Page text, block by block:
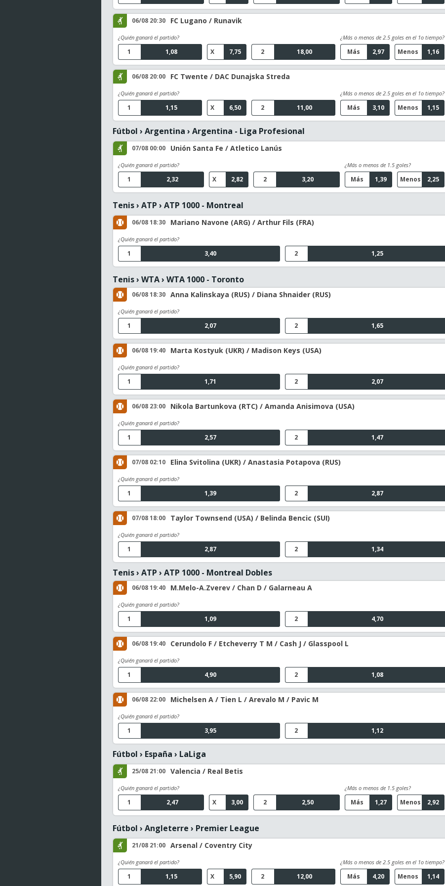
06/08 20:30 FC Lugano / Runavik
¿Quién ganará el partido?
1,08
1 7,75
X 18,00
2
¿Más o menos de 2.5 goles en el 1o tiempo?
2,97
Más 1,16
Menos
06/08 20:00 FC Twente / DAC Dunajska Streda
¿Quién ganará el partido?
1,15
1 6,50
X 11,00
2
¿Más o menos de 2.5 goles en el 1o tiempo?
3,10
Más 1,15
Menos
Fútbol › Argentina › Argentina - Liga Profesional
07/08 00:00 Unión Santa Fe / Atletico Lanús
¿Quién ganará el partido?
2,32
1 2,82
X 3,20
2
¿Más o menos de 1.5 goles?
1,39
Más 2,25
Menos
Tenis› ATP › ATP 1000 - Montreal
06/08 18:30 Mariano Navone (ARG) / Arthur Fils (FRA)
¿Quién ganará el partido?
3,40
1 1,25
2
Tenis› WTA› WTA 1000 - Toronto
06/08 18:30 Anna Kalinskaya (RUS) / Diana Shnaider (RUS)
¿Quién ganará el partido?
2,07
1 1,65
2
06/08 19:40 Marta Kostyuk (UKR) / Madison Keys (USA)
¿Quién ganará el partido?
1,71
1 2,07
2
06/08 23:00 Nikola Bartunkova (RTC) / Amanda Anisimova (USA)
¿Quién ganará el partido?
2,57
1 1,47
2
07/08 02:10 Elina Svitolina (UKR) / Anastasia Potapova (RUS)
¿Quién ganará el partido?
1,39
1 2,87
2
07/08 18:00 Taylor Townsend (USA) / Belinda Bencic (SUI)
¿Quién ganará el partido?
2,87
1 1,34
2
Tenis› ATP › ATP 1000 - Montreal Dobles
06/08 19:40 M.Melo-A.Zverev / Chan D / Galarneau A
¿Quién ganará el partido?
1,09
1 4,70
2
06/08 19:40 Cerundolo F / Etcheverry T M / Cash J / Glasspool L
¿Quién ganará el partido?
4,90
1 1,08
2
06/08 22:00 Michelsen A / Tien L / Arevalo M / Pavic M
¿Quién ganará el partido?
3,95
1 1,12
2
Fútbol › España › LaLiga
25/08 21:00 Valencia / Real Betis
¿Quién ganará el partido?
2,47
1 3,00
X 2,50
2
¿Más o menos de 1.5 goles?
1,27
Más 2,92
Menos
Fútbol › Angleterre › Premier League
21/08 21:00 Arsenal / Coventry City
¿Quién ganará el partido?
1,15
1 5,90
X 12,00
2
¿Más o menos de 2.5 goles en el 1o tiempo?
4,20
Más 1,14
Menos